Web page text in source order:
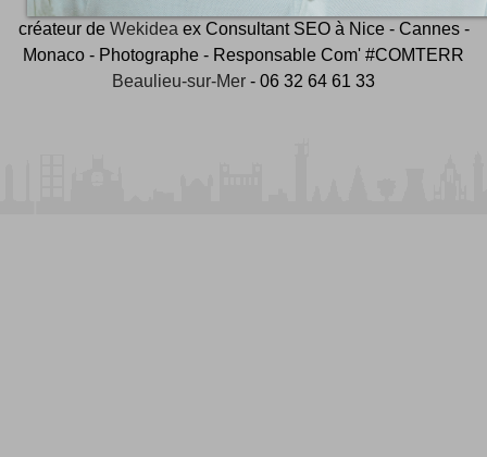
créateur de Wekidea ex Consultant SEO à Nice - Cannes -
Monaco - Photographe - Responsable Com' #COMTERR
Beaulieu-sur-Mer - 06 32 64 61 33